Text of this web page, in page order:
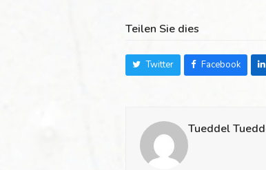
Teilen Sie dies
Twitter Facebook
Tueddel